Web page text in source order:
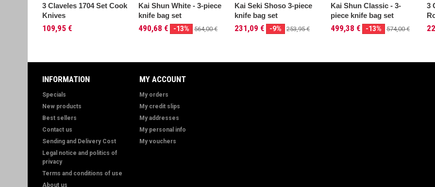
3 Claveles 1704 Set Cook
Knives
109,95 €
Kai Shun White - 3-piece
knife bag set
490,68 € -13% 564,00 €
Kai Seki Shoso 3-piece
knife bag set
231,09 € -9% 253,95 €
Kai Shun Classic - 3-
piece knife bag set
499,38 € -13% 574,00 €
3
INFORMATION
Specials
New products
Best sellers
Contact us
Sending and Delivery Cost
Legal notice and politics of
privacy
Terms and conditions of use
About us
MY ACCOUNT
My orders
My credit slips
My addresses
My personal info
My vouchers